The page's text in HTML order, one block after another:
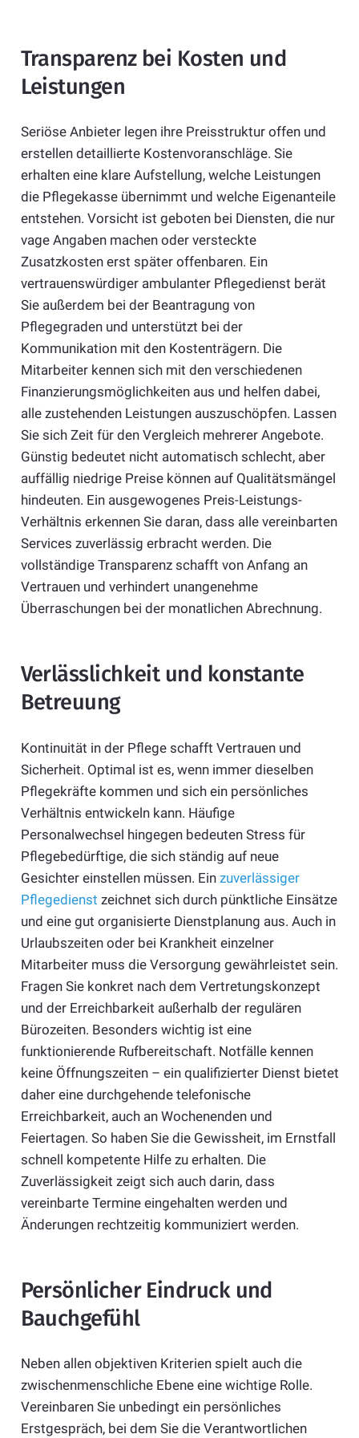
Transparenz bei Kosten und
Leistungen
Seriöse Anbieter legen ihre Preisstruktur offen und
erstellen detaillierte Kostenvoranschläge. Sie
erhalten eine klare Aufstellung, welche Leistungen
die Pflegekasse übernimmt und welche Eigenanteile
entstehen. Vorsicht ist geboten bei Diensten, die nur
vage Angaben machen oder versteckte
Zusatzkosten erst später offenbaren. Ein
vertrauenswürdiger ambulanter Pflegedienst berät
Sie außerdem bei der Beantragung von
Pflegegraden und unterstützt bei der
Kommunikation mit den Kostenträgern. Die
Mitarbeiter kennen sich mit den verschiedenen
Finanzierungsmöglichkeiten aus und helfen dabei,
alle zustehenden Leistungen auszuschöpfen. Lassen
Sie sich Zeit für den Vergleich mehrerer Angebote.
Günstig bedeutet nicht automatisch schlecht, aber
auffällig niedrige Preise können auf Qualitätsmängel
hindeuten. Ein ausgewogenes Preis-Leistungs-
Verhältnis erkennen Sie daran, dass alle vereinbarten
Services zuverlässig erbracht werden. Die
vollständige Transparenz schafft von Anfang an
Vertrauen und verhindert unangenehme
Überraschungen bei der monatlichen Abrechnung.
Verlässlichkeit und konstante
Betreuung
Kontinuität in der Pflege schafft Vertrauen und
Sicherheit. Optimal ist es, wenn immer dieselben
Pflegekräfte kommen und sich ein persönliches
Verhältnis entwickeln kann. Häufige
Personalwechsel hingegen bedeuten Stress für
Pflegebedürftige, die sich ständig auf neue
Gesichter einstellen müssen. Ein zuverlässiger
Pflegedienst zeichnet sich durch pünktliche Einsätze
und eine gut organisierte Dienstplanung aus. Auch in
Urlaubszeiten oder bei Krankheit einzelner
Mitarbeiter muss die Versorgung gewährleistet sein.
Fragen Sie konkret nach dem Vertretungskonzept
und der Erreichbarkeit außerhalb der regulären
Bürozeiten. Besonders wichtig ist eine
funktionierende Rufbereitschaft. Notfälle kennen
keine Öffnungszeiten – ein qualifizierter Dienst bietet
daher eine durchgehende telefonische
Erreichbarkeit, auch an Wochenenden und
Feiertagen. So haben Sie die Gewissheit, im Ernstfall
schnell kompetente Hilfe zu erhalten. Die
Zuverlässigkeit zeigt sich auch darin, dass
vereinbarte Termine eingehalten werden und
Änderungen rechtzeitig kommuniziert werden.
Persönlicher Eindruck und
Bauchgefühl
Neben allen objektiven Kriterien spielt auch die
zwischenmenschliche Ebene eine wichtige Rolle.
Vereinbaren Sie unbedingt ein persönliches
Erstgespräch, bei dem Sie die Verantwortlichen